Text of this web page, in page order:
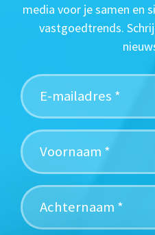
media voor je samen en
vastgoedtrends.